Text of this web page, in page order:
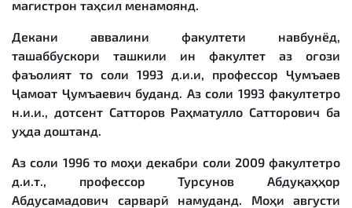
магистрон таҳсил менамоянд.
Декани аввалини факултети навбунёд,
ташаббускори ташкили ин факултет аз оғози
фаъолият то соли 1993 д.и.и, профессор Ҷумъаев
Ҷамоат Ҷумъаевич буданд. Аз соли 1993 факултетро
н.и.и., дотсент Сатторов Раҳматулло Сатторович ба
уҳда доштанд.
Аз соли 1996 то моҳи декабри соли 2009 факултетро
д.и.т., профессор Турсунов Абдуқаҳҳор
Абдусамадович сарварӣ намуданд. Моҳи августи